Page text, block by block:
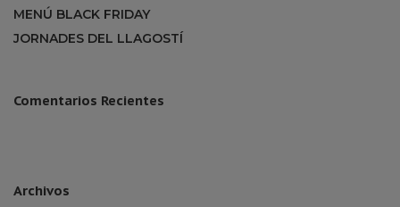
MENÚ BLACK FRIDAY
JORNADES DEL LLAGOSTÍ
Comentarios Recientes
Archivos